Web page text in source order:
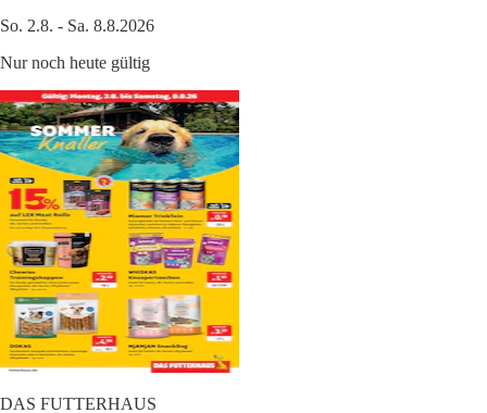
So. 2.8. - Sa. 8.8.2026
Nur noch heute gültig
DAS FUTTERHAUS